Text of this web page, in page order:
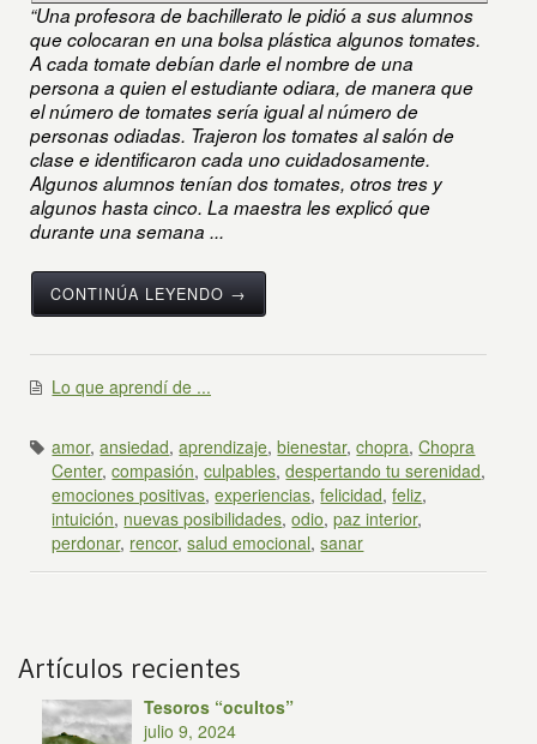
“Una profesora de bachillerato le pidió a sus alumnos
que colocaran en una bolsa plástica algunos tomates.
A cada tomate debían darle el nombre de una
persona a quien el estudiante odiara, de manera que
el número de tomates sería igual al número de
personas odiadas. Trajeron los tomates al salón de
clase e identificaron cada uno cuidadosamente.
Algunos alumnos tenían dos tomates, otros tres y
algunos hasta cinco. La maestra les explicó que
durante una semana ...
CONTINÚA LEYENDO →
Lo que aprendí de ...
amor,ansiedad,aprendizaje,bienestar,chopra,Chopra
Center,compasión,culpables,despertando tu serenidad,
emociones positivas,experiencias,felicidad,feliz,
intuición, nuevas posibilidades,odio,paz interior,
perdonar, rencor,salud emocional,sanar
Artículos recientes
Tesoros “ocultos”
julio 9, 2024